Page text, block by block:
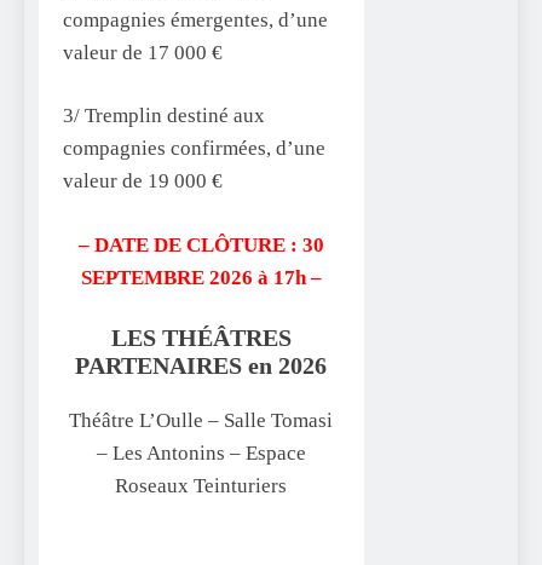
compagnies émergentes, d’une
valeur de 17 000 €
3/ Tremplin destiné aux
compagnies confirmées, d’une
valeur de 19 000 €
– DATE DE CLÔTURE : 30
SEPTEMBRE 2026 à 17h –
LES THÉÂTRES
PARTENAIRES en 2026
Théâtre L’Oulle – Salle Tomasi
– Les Antonins – Espace
Roseaux Teinturiers